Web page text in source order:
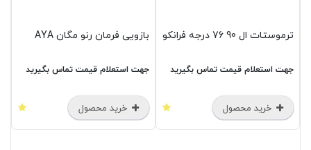
ترموستات ال 90 76 درجه فرانکو
جهت استعلام قیمت تماس بگیرید
خرید محصول
بازویی فرمان رنو مگان AYA
جهت استعلام قیمت تماس بگیرید
خرید محصول